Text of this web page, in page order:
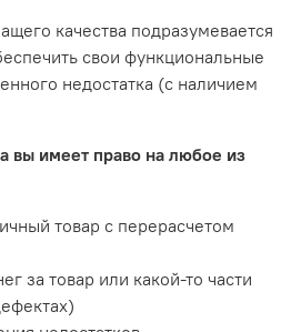
качества подразумевается
свои функциональные
недостатка (с наличием
вы имеет право на любое из
товар с перерасчетом
за товар или какой-то части